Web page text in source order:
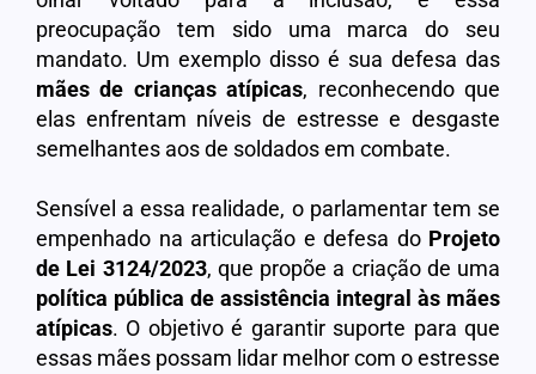
preocupação tem sido uma marca do seu
mandato. Um exemplo disso é sua defesa das
mães de crianças atípicas, reconhecendo que
elas enfrentam níveis de estresse e desgaste
semelhantes aos de soldados em combate.
Sensível a essa realidade, o parlamentar tem se
empenhado na articulação e defesa do Projeto
de Lei 3124/2023, que propõe a criação de uma
política pública de assistência integral às mães
atípicas. O objetivo é garantir suporte para que
essas mães possam lidar melhor com o estresse